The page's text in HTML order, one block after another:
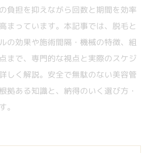
負担を抑えながら回数と期間を効率
まっています。本記事では、脱毛と
の効果や施術間隔・機械の特徴、組
まで、専門的な視点と実際のスケジ
しく解説。安全で無駄のない美容管
拠ある知識と、納得のいく選び方・
。